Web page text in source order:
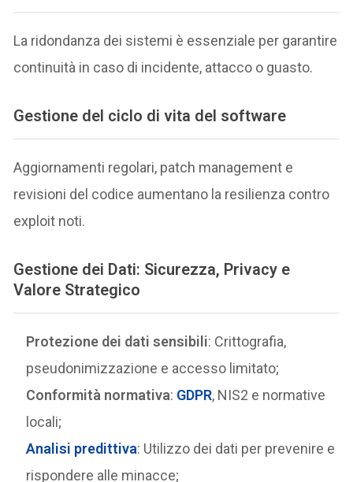
La ridondanza dei sistemi è essenziale per garantire
continuità in caso di incidente, attacco o guasto.
Gestione del ciclo di vita del software
Aggiornamenti regolari, patch management e
revisioni del codice aumentano la resilienza contro
exploit noti.
Gestione dei Dati: Sicurezza, Privacy e
Valore Strategico
Protezione dei dati sensibili: Crittografia,
pseudonimizzazione e accesso limitato;
Conformità normativa: GDPR, NIS2 e normative
locali;
Analisi predittiva: Utilizzo dei dati per prevenire e
rispondere alle minacce;